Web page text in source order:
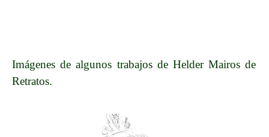
Imágenes de algunos trabajos de Helder Mairos de
Retratos.